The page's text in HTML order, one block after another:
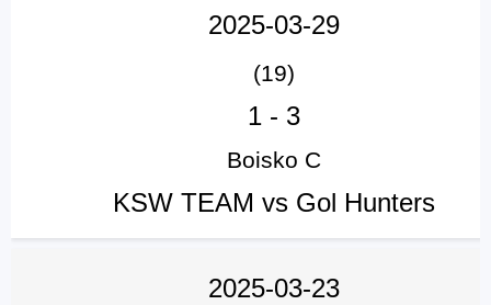
2025-03-29
(19)
1 - 3
Boisko C
KSW TEAM vs Gol Hunters
2025-03-23